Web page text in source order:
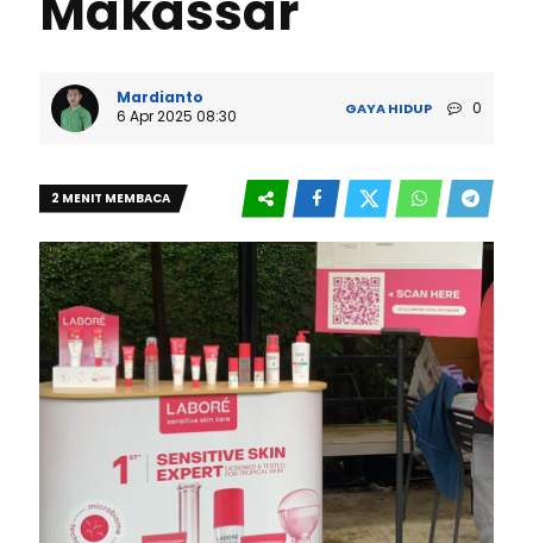
Mardianto
6 Apr 2025 08:30
GAYA HIDUP 0
2 MENIT MEMBACA